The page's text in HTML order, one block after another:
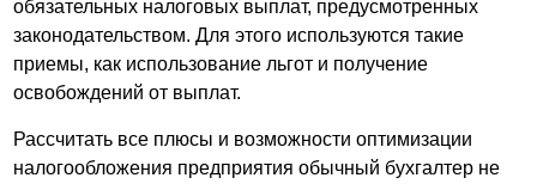
обязательных налоговых выплат, предусмотренных
законодательством. Для этого используются такие
приемы, как использование льгот и получение
освобождений от выплат.
Рассчитать все плюсы и возможности оптимизации
налогообложения предприятия обычный бухгалтер не